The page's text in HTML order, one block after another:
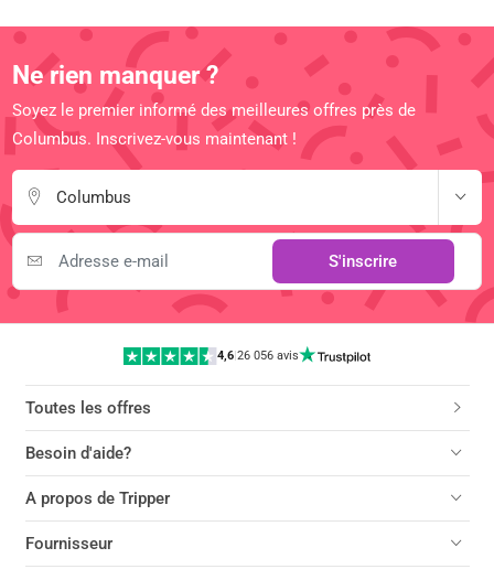
Ne rien manquer ?
Soyez le premier informé des meilleures offres près de
Columbus. Inscrivez-vous maintenant !
Columbus
S'inscrire
4,6|26 056 avis
Toutes les offres
Besoin d'aide?
A propos de Tripper
Fournisseur